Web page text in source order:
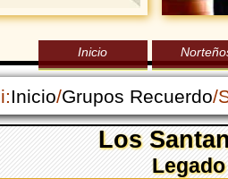
Inicio
Inicio/Grupos Recuerdo/
Los